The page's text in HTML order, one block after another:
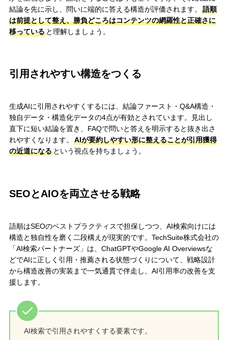
結論を先に示し、問いに端的に答える構造が評価されます。
語順
は前提として整え、勝負どころはコンテンツの網羅性と正確さに
移っていると理解しましょう。
引用されやすい構造をつくる
生成AIに引用されやすくするには、結論ファースト・Q&A構造・
独自データ・構造化データの4点が有効とされています。見出し
直下に短い結論を置き、FAQで問いと答えを明示すると抜き出さ
れやすくなります。
AIが要約しやすい形に整えることが引用獲得
の近道になるという視点を持ちましょう。
SEOとAIOを両立させる戦略
語順はSEOのベストプラクティスで担保しつつ、AI検索向けには
構造と独自性を磨く二段構えが現実的です。TechSuite株式会社の
「AI検索パートナーズ」は、ChatGPTやGoogle AI Overviewsな
どでAIに正しく引用・推薦される状態づくりについて、戦略設計
から構造改善の実装まで一気通貫で伴走し、AI引用率の改善を支
援します。
AI検索で引用されやすくする要素です。